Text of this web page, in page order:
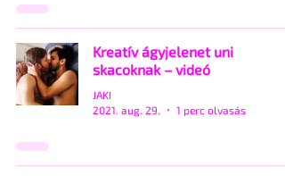
Kreatív ágyjelenet uni
skacoknak – videó
JAKI
2021. aug. 29.
1 perc olvasás